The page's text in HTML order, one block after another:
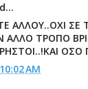
ΑΛΛΟΥ..ΟΧΙ ΣΕ
ΤΡΟΠΟ
AM